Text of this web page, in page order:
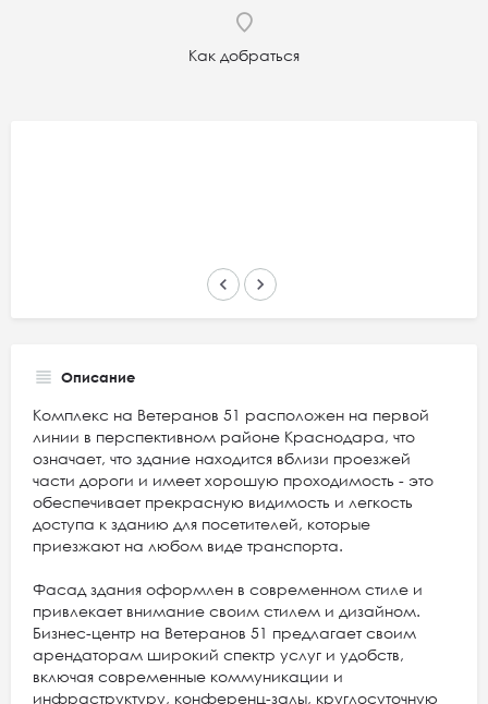
Как добраться
keyboard_arrow_left keyboard_arrow_right
Описание
Комплекс на Ветеранов 51 расположен на первой
линии в перспективном районе Краснодара, что
означает, что здание находится вблизи проезжей
части дороги и имеет хорошую проходимость - это
обеспечивает прекрасную видимость и легкость
доступа к зданию для посетителей, которые
приезжают на любом виде транспорта.
Фасад здания оформлен в современном стиле и
привлекает внимание своим стилем и дизайном.
Бизнес-центр на Ветеранов 51 предлагает своим
арендаторам широкий спектр услуг и удобств,
включая современные коммуникации и
инфраструктуру, конференц-залы, круглосуточную